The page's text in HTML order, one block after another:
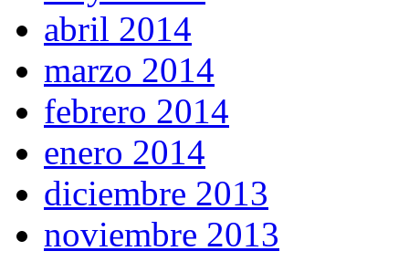
abril 2014
marzo 2014
febrero 2014
enero 2014
diciembre 2013
noviembre 2013